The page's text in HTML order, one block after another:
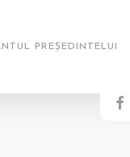
PREȘEDINTELUI